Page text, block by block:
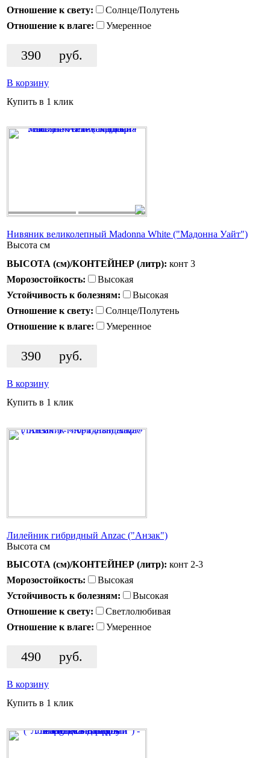
Отношение к свету:
Солнце/Полутень
Отношение к влаге:
Умеренное
390 руб.
В корзину
Купить в 1 клик
Нивяник великолепный Madonna White ("Мадонна Уайт")
Высота см
ВЫСОТА (см)/КОНТЕЙНЕР (литр): конт 3
Морозостойкость:
Высокая
Устойчивость к болезням:
Высокая
Отношение к свету:
Солнце/Полутень
Отношение к влаге:
Умеренное
390 руб.
В корзину
Купить в 1 клик
Лилейник гибридный Anzac ("Анзак")
Высота см
ВЫСОТА (см)/КОНТЕЙНЕР (литр): конт 2-3
Морозостойкость:
Высокая
Устойчивость к болезням:
Высокая
Отношение к свету:
Светлолюбивая
Отношение к влаге:
Умеренное
490 руб.
В корзину
Купить в 1 клик